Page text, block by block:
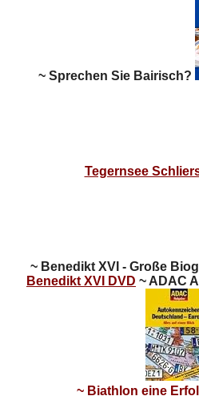
~ Sprechen Sie Bairisch?
Tegernsee
~ Benedikt XVI - Große
Benedikt XVI DVD ~ ADAC
~ Biathlon eine